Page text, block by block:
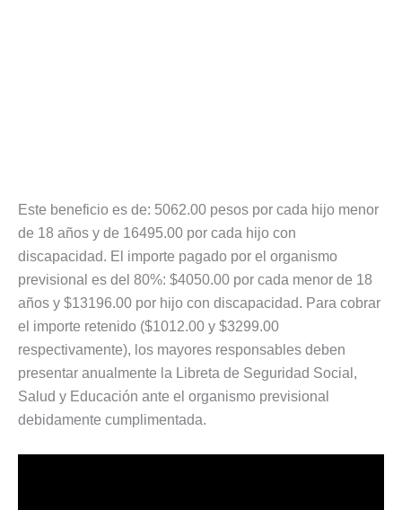
Este beneficio es de: 5062.00 pesos por cada hijo menor
de 18 años y de 16495.00 por cada hijo con
discapacidad. El importe pagado por el organismo
previsional es del 80%: $4050.00 por cada menor de 18
años y $13196.00 por hijo con discapacidad. Para cobrar
el importe retenido ($1012.00 y $3299.00
respectivamente), los mayores responsables deben
presentar anualmente la Libreta de Seguridad Social,
Salud y Educación ante el organismo previsional
debidamente cumplimentada.